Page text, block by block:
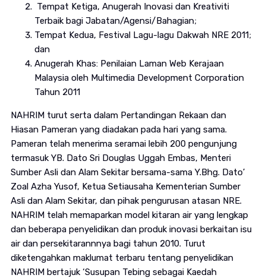
Tempat Ketiga, Anugerah Inovasi dan Kreativiti
Terbaik bagi Jabatan/Agensi/Bahagian;
Tempat Kedua, Festival Lagu-lagu Dakwah NRE 2011;
dan
Anugerah Khas: Penilaian Laman Web Kerajaan
Malaysia oleh Multimedia Development Corporation
Tahun 2011
NAHRIM turut serta dalam Pertandingan Rekaan dan
Hiasan Pameran yang diadakan pada hari yang sama.
Pameran telah menerima seramai lebih 200 pengunjung
termasuk YB. Dato Sri Douglas Uggah Embas, Menteri
Sumber Asli dan Alam Sekitar bersama-sama Y.Bhg. Dato’
Zoal Azha Yusof, Ketua Setiausaha Kementerian Sumber
Asli dan Alam Sekitar, dan pihak pengurusan atasan NRE.
NAHRIM telah memaparkan model kitaran air yang lengkap
dan beberapa penyelidikan dan produk inovasi berkaitan isu
air dan persekitarannnya bagi tahun 2010. Turut
diketengahkan maklumat terbaru tentang penyelidikan
NAHRIM bertajuk ‘Susupan Tebing sebagai Kaedah